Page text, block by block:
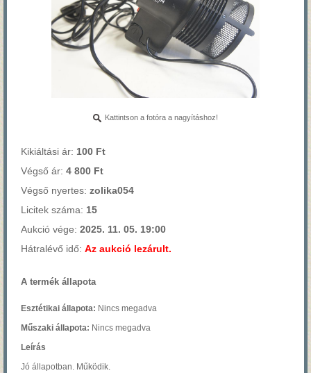
Kattintson a fotóra a nagyításhoz!
Kikiáltási ár: 100 Ft
Végső ár: 4 800 Ft
Végső nyertes: zolika054
Licitek száma: 15
Aukció vége: 2025. 11. 05. 19:00
Hátralévő idő: Az aukció lezárult.
A termék állapota
Esztétikai állapota: Nincs megadva
Műszaki állapota: Nincs megadva
Leírás
Jó állapotban. Működik.